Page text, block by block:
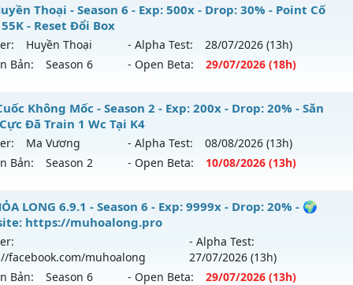
loại: Mu Nguyên bản Webzen
GoldShield
Atlans - free 99%,boss nhiều-hồi sinh
mới ra tháng 08 2026 - Mở máy chủAtlans vào 13h ngày
500x - Drop: 20%
loại: Mu Nguyên bản Webzen
chống hack 99%
Thoại - Season 6 - Exp: 500x - Drop: 30% - Point Cố
- Reset Đổi Box
Huyền Thoại - Alpha Test: 28/07/2026 (13h)
Bản:
Season 6 - Open Beta: 29/07/2026 (18h)
Huyền Thoại - Point Cố Định 55K - Reset Đổi Box
mới ra tháng 07 2026 - Mở máy chủHuyền Thoại
500x - Drop: 30%
loại: Mu Nguyên bản Webzen
Anti Vip Chống hack tuyệt đối
Không Mốc - Season 2 - Exp: 200x - Drop: 20% - Săn
Đã Train 1 Wc Tại K4
Ma Vương - Alpha Test: 08/08/2026 (13h)
Bản:
Season 2 - Open Beta: 10/08/2026 (13h)
Cuốc Không Mốc - Săn Boss Cực Đã Train 1 Wc Tại K4
mới ra tháng 08 2026 - Mở máy chủ
Ma Vương
200x - Drop: 20%
LONG 6.9.1 - Season 6 - Exp: 9999x - Drop: 20% - 🌍
https://muhoalong.pro
facebook.com/muhoalong
- Alpha Test:
27/07/2026 (13h)
Bản:
Season 6 - Open Beta: 29/07/2026 (13h)